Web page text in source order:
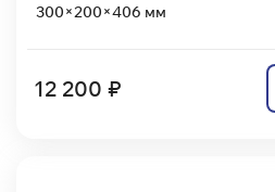
300×200×406 мм
12 200 ₽